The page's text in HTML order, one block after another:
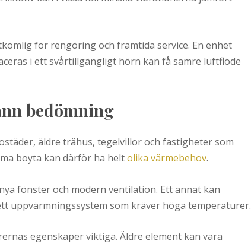
för rengöring och framtida service. En enhet
i ett svårtillgängligt hörn kan få sämre luftflöde
bedömning
äldre trähus, tegelvillor och fastigheter som
boyta kan därför ha heltolika värmebehov.
fönster och modern ventilation. Ett annat kan
uppvärmningssystem som kräver höga temperaturer.
egenskaper viktiga. Äldre element kan vara